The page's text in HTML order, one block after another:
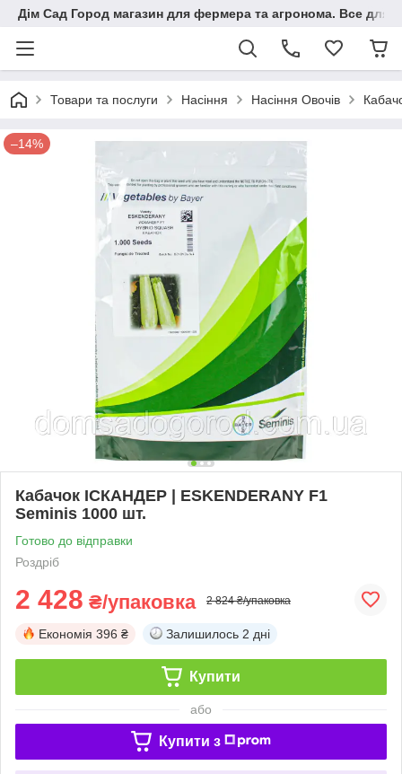
Дім Сад Город магазин для фермера та агронома. Все для
Товари та послуги Насіння Насіння Овочів
–14%
Кабачок ІСКАНДЕР | ESKENDERANY F1
Seminis 1000 шт.
Готово до відправки
Роздріб
2 428 ₴/упаковка 2 824 ₴/упаковка
Економія 396 ₴ Залишилось 2 дні
Купити
або
Купити з